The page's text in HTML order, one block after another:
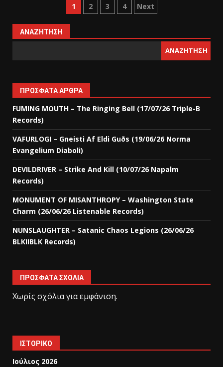
1 2 3 4 Next
ΑΝΑΖΉΤΗΣΗ
ΑΝΑΖΉΤΗΣΗ
ΠΡΌΣΦΑΤΑ ΆΡΘΡΑ
FUMING MOUTH – The Ringing Bell (17/07/26 Triple-B
Records)
VAFURLOGI – Gneisti Af Eldi Guðs (19/06/26 Norma
Evangelium Diaboli)
DEVILDRIVER – Strike And Kill (10/07/26 Napalm
Records)
MONUMENT OF MISANTHROPY – Washington State
Charm (26/06/26 Listenable Records)
NUNSLAUGHTER – Satanic Chaos Legions (26/06/26
BLKIIBLK Records)
ΠΡΌΣΦΑΤΑ ΣΧΌΛΙΑ
Χωρίς σχόλια για εμφάνιση.
ΙΣΤΟΡΙΚΌ
Ιούλιος 2026